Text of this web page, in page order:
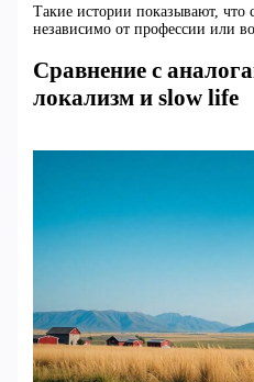
Такие истории показывают, что
независимо от профессии или
Сравнение с
локализм и slow life